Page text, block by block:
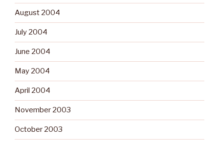
August 2004
July 2004
June 2004
May 2004
April 2004
November 2003
October 2003